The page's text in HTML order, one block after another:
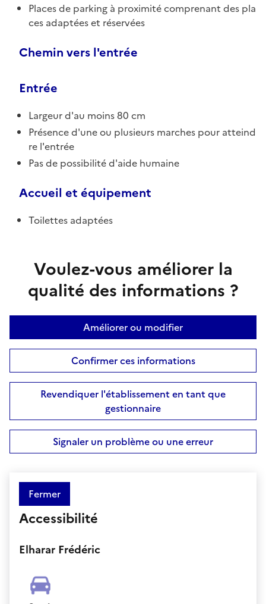
Places de parking à proximité comprenant des pla
ces adaptées et réservées
Chemin vers l'entrée
Entrée
Largeur d'au moins 80 cm
Présence d'une ou plusieurs marches pour atteind
re l'entrée
Pas de possibilité d'aide humaine
Accueil et équipement
Toilettes adaptées
Voulez-vous améliorer la
qualité des informations ?
Améliorer ou modifier
Confirmer ces informations
Revendiquer l'établissement en tant que
gestionnaire
Signaler un problème ou une erreur
Fermer
Accessibilité
Elharar Frédéric